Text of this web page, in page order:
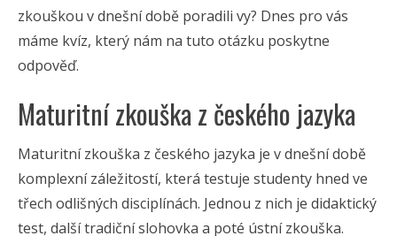
zkouškou v dnešní době poradili vy? Dnes pro vás
máme kvíz, který nám na tuto otázku poskytne
odpověď.
Maturitní zkouška z českého jazyka
Maturitní zkouška z českého jazyka je v dnešní době
komplexní záležitostí, která testuje studenty hned ve
třech odlišných disciplínách. Jednou z nich je didaktický
test, další tradiční slohovka a poté ústní zkouška.